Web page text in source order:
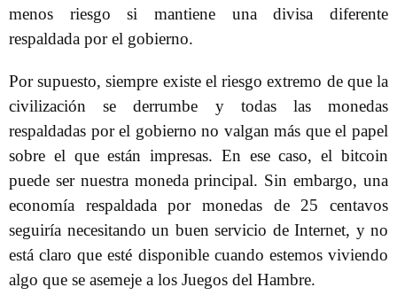
menos riesgo si mantiene una divisa diferente
respaldada por el gobierno.
Por supuesto, siempre existe el riesgo extremo de que la
civilización se derrumbe y todas las monedas
respaldadas por el gobierno no valgan más que el papel
sobre el que están impresas. En ese caso, el bitcoin
puede ser nuestra moneda principal. Sin embargo, una
economía respaldada por monedas de 25 centavos
seguiría necesitando un buen servicio de Internet, y no
está claro que esté disponible cuando estemos viviendo
algo que se asemeje a los Juegos del Hambre.